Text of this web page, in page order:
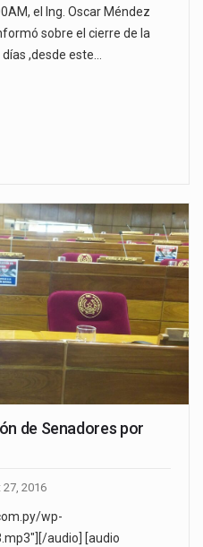
el Ing. Oscar Méndez
sobre el cierre de la
,desde este…
de Senadores por
27, 2016
wp-
audio] [audio